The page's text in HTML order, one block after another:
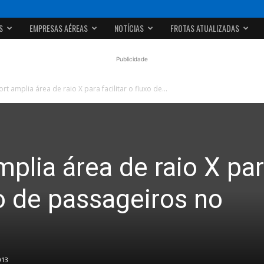
EMPRESAS AÉREAS NOTÍCIAS FROTAS ATUALIZADAS
Publicidade
amplia área de raio X para facilitar o fluxo de...
área de raio X
passageiros no